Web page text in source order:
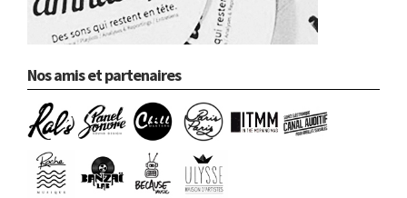
Nos amis et partenaires